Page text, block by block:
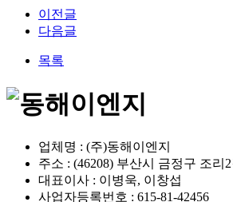
이전글
다음글
목록
업체명 : (주)동해이엔지
주소 : (46208) 부산시 금정구 조리
대표이사 : 이병욱, 이창섭
사업자등록번호 : 615-81-42456